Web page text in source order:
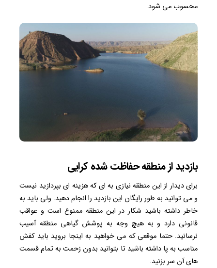
محسوب می شود.
بازدید از منطقه حفاظت شده کرایی
برای دیدار از این منطقه نیازی به ای که هزینه ای بپردازید نیست
و می توانید به طور رایگان این بازدید را انجام دهید. ولی باید به
خاطر داشته باشید شکار در این منطقه ممنوع است و عواقب
قانونی دارد و به هیچ وجه به پوشش گیاهی منطقه آسیب
نرسانید. حتما موقعی که می خواهید به اینجا بروید باید کفش
مناسب به پا داشته باشید تا بتوانید بدون زحمت به تمام قسمت
های آن سر بزنید.